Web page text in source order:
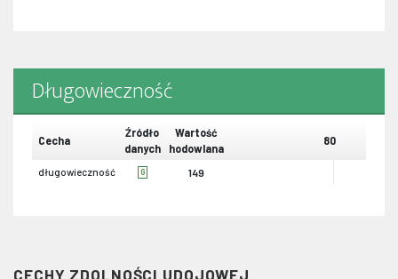
Długowieczność
Cecha
Źródło
danych
Wartość
hodowlana
80
długowieczność G 149
CECHY ZDOLNOŚCI UDOJOWEJ